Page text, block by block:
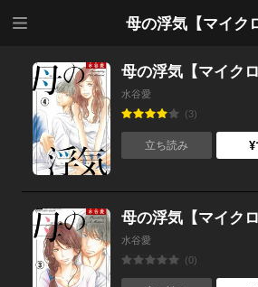
母の浮気【マイク
母の浮気【マイク
水谷愛
(3)
立ち読み
母の浮気【マイク
水谷愛
(0)